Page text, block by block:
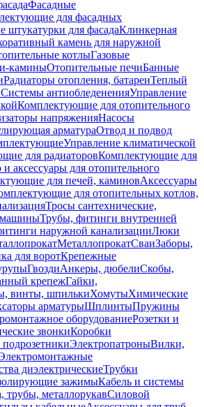
Фасадные
для фасадных
штукатурки для фасадаКлинкерная
камень для наружной
котлыГазовые
каминыОтопительные печиБанные
Радиаторы отопления, батареиТеплый
Системы антиобледененияУправление
Комплектующие для отопительного
напряженияНасосы
арматураОтвод и подвод
Управление климатической
для радиаторовКомплектующие для
аксессуары для отопительного
для печей, каминовАксессуары
для отопительных котлов,
Тросы сантехнические,
Трубы, фитинги внутренней
наружной канализацииЛюки
МеталлопрокатСваиЗаборы,
для воротКрепежные
ГвоздиАнкеры, дюбелиСкобы,
крепежГайки,
винты, шпилькиХомутыХимические
арматурыШплинтыПружины
оборудованиеРозетки и
звонкиКоробки
ЭлектропатроныВилки,
диэлектрическиеТрубки
зажимыКабель и системы
трубы, металлорукавСиловой